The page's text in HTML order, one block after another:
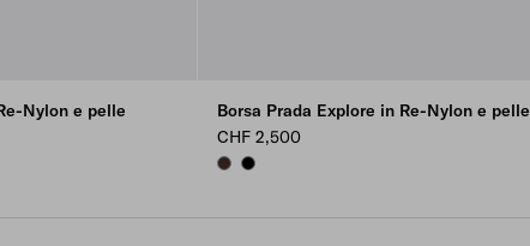
Nylon e pelle
Borsa Prada Explore in Re-Nylon e pelle
CHF 2,500
SIENNABLACK